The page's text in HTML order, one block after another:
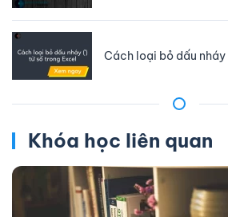
Cách loại bỏ dấu nháy
Khóa học liên quan